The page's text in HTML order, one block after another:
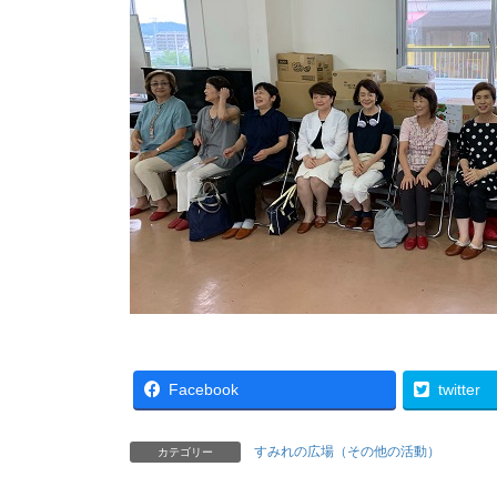
Facebook twitter
カテゴリー すみれの広場（その他の活動）